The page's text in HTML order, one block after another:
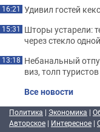
16:21 Удивил гостей
15:31 Шторы устарели:
через стекло
13:18 Небанальный
виз, толп
Все новости
Политика | Экономика |
Авторское | Интересное |